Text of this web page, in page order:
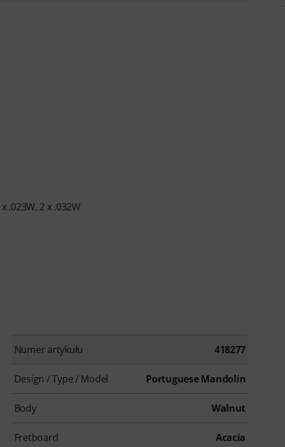
.023W, 2 x .032W
Numer artykułu 418277
Design / Type / Model Portuguese Mandolin
Body Walnut
Fretboard Acacia